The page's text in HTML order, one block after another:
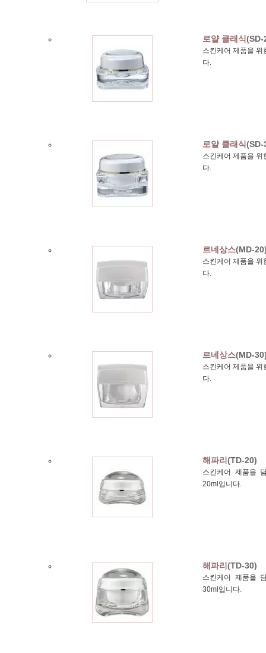
로얄 클래식(SD-
스킨케어 제품을
다.
로얄 클래식(SD-
스킨케어 제품을
다.
르네상스(MD-
스킨케어 제품을
다.
르네상스(MD-
스킨케어 제품을
다.
해파리 (TD-20)
스킨케어 제품을
20ml입니다.
해파리 (TD-30)
스킨케어 제품을
30ml입니다.